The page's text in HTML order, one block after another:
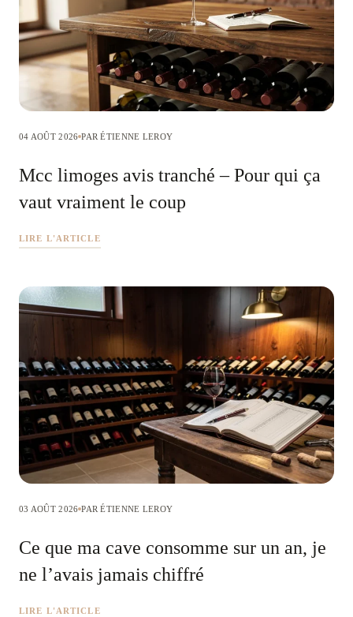
04 AOÛT 2026 PAR ÉTIENNE LEROY
Mcc limoges avis tranché – Pour qui ça
vaut vraiment le coup
LIRE L'ARTICLE
03 AOÛT 2026 PAR ÉTIENNE LEROY
Ce que ma cave consomme sur un an, je
ne l’avais jamais chiffré
LIRE L'ARTICLE